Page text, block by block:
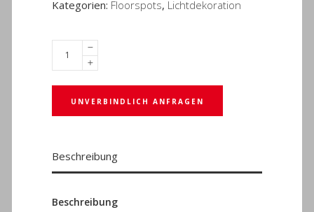
Kategorien: Floorspots, Lichtdekoration
UNVERBINDLICH ANFRAGEN
Beschreibung
Beschreibung